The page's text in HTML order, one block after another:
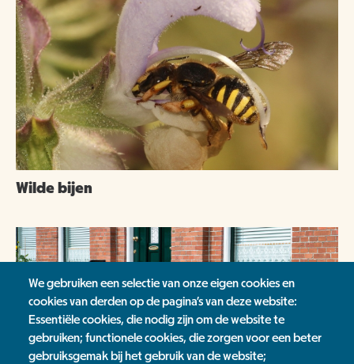
We gebruiken een selectie van onze eigen cookies en
cookies van derden op de pagina's van deze website:
Essentiële cookies, die nodig zijn om de website te
gebruiken; functionele cookies, die zorgen voor een beter
gebruiksgemak bij het gebruik van de website;
Wilde bijen